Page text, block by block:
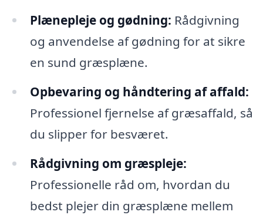
Plænepleje og gødning: Rådgivning
og anvendelse af gødning for at sikre
en sund græsplæne.
Opbevaring og håndtering af affald:
Professionel fjernelse af græsaffald, så
du slipper for besværet.
Rådgivning om græspleje:
Professionelle råd om, hvordan du
bedst plejer din græsplæne mellem